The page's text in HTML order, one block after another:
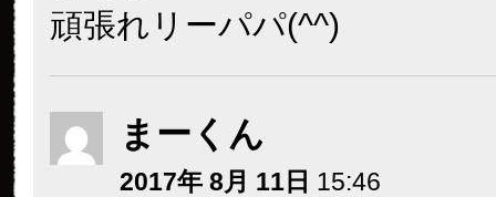
頑張れリーパパ(^^)
まーくん
2017年 8月 11日 15:46